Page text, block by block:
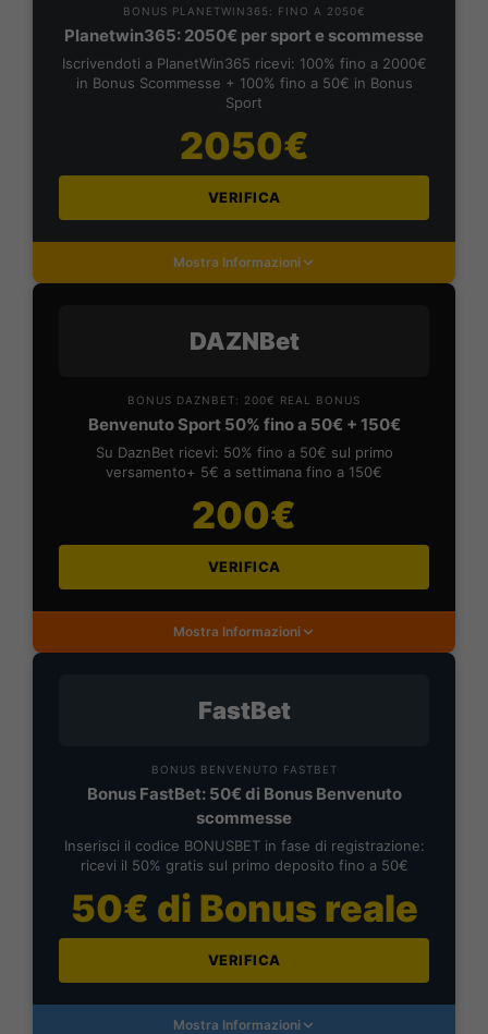
BONUS PLANETWIN365: FINO A 2050€
Planetwin365: 2050€ per sport e scommesse
Iscrivendoti a PlanetWin365 ricevi: 100% fino a 2000€
in Bonus Scommesse + 100% fino a 50€ in Bonus
Sport
2050€
VERIFICA
Mostra Informazioni
DAZNBet
BONUS DAZNBET: 200€ REAL BONUS
Benvenuto Sport 50% fino a 50€ + 150€
Su DaznBet ricevi: 50% fino a 50€ sul primo
versamento+ 5€ a settimana fino a 150€
200€
VERIFICA
Mostra Informazioni
FastBet
BONUS BENVENUTO FASTBET
Bonus FastBet: 50€ di Bonus Benvenuto
scommesse
Inserisci il codice BONUSBET in fase di registrazione:
ricevi il 50% gratis sul primo deposito fino a 50€
50€ di Bonus reale
VERIFICA
Mostra Informazioni